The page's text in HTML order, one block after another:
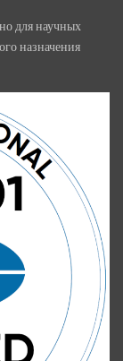
для научных
назначения